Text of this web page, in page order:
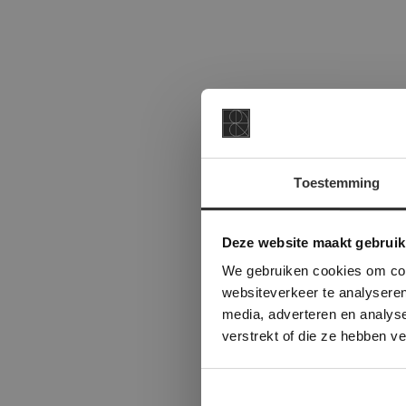
Toestemming
Deze website maakt
We gebruiken cookies om
websiteverkeer te
media, adverteren en
verstrekt of die ze hebben
Finish
Deze
onze